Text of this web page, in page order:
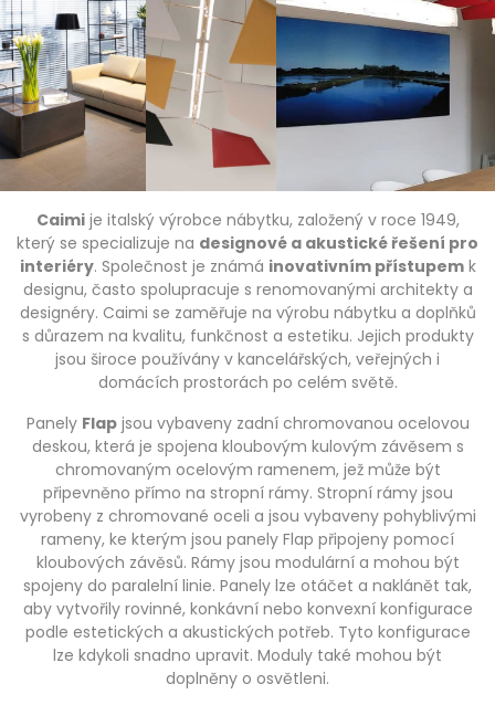
Caimije italský výrobce nábytku, založený v roce 1949,
který se specializuje na designové a akustické řešení pro
interiéry. Společnost je známá inovativním přístupemk
designu, často spolupracuje s renomovanými architekty a
designéry. Caimi se zaměřuje na výrobu nábytku a doplňků
s důrazem na kvalitu, funkčnost a estetiku. Jejich produkty
jsou široce používány v kancelářských, veřejných i
domácích prostorách po celém světě.
Panely Flapjsou vybaveny zadní chromovanou ocelovou
deskou, která je spojena kloubovým kulovým závěsem s
chromovaným ocelovým ramenem, jež může být
připevněno přímo na stropní rámy. Stropní rámy jsou
vyrobeny z chromované oceli a jsou vybaveny pohyblivými
rameny, ke kterým jsou panely Flap připojeny pomocí
kloubových závěsů. Rámy jsou modulární a mohou být
spojeny do paralelní linie. Panely lze otáčet a naklánět tak,
aby vytvořily rovinné, konkávní nebo konvexní konfigurace
podle estetických a akustických potřeb. Tyto konfigurace
lze kdykoli snadno upravit. Moduly také mohou být
doplněny o osvětleni.